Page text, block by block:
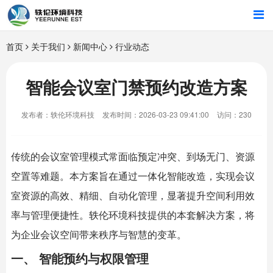
首页
行业解决方案
智能硬件
关于我们
首页 关于我们 新闻中心 行业动态
智能会议室门禁预约改造方案
发布者：轶伦环境科技 发布时间：2026-03-23 09:41:00 访问：230
传统的会议室管理模式常面临预定冲突、到场无门、资源
空置等难题。本方案旨在通过一体化智能改造，实现会议
室资源的高效、精细、自动化管理，显著提升空间利用效
率与管理便捷性。 轶伦环境科技提供的本套解决方案，将
为企业会议空间带来秩序与智慧的变革。
一、 智能预约与权限管理